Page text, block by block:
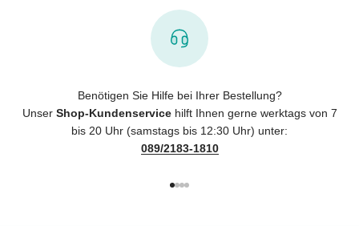
Benötigen Sie Hilfe bei Ihrer Bestellung?
Unser Shop-Kundenservicehilft Ihnen gerne werktags von 7
bis 20 Uhr (samstags bis 12:30 Uhr) unter:
089/2183-1810